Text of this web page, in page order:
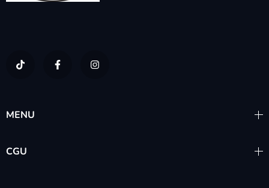
MENU
CGU